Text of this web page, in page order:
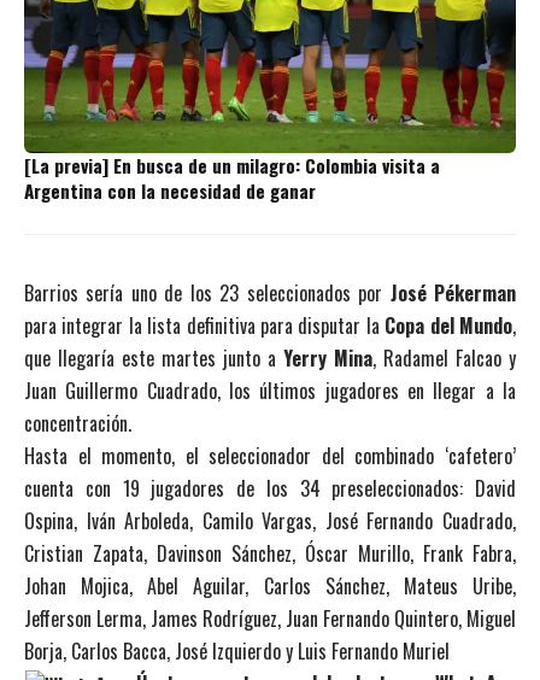
[La previa] En busca de un milagro: Colombia visita a
Argentina con la necesidad de ganar
Barrios sería uno de los 23 seleccionados por José Pékerman
para integrar la lista definitiva para disputar la Copa del Mundo,
que llegaría este martes junto a Yerry Mina, Radamel Falcao y
Juan Guillermo Cuadrado, los últimos jugadores en llegar a la
concentración.
Hasta el momento, el seleccionador del combinado ‘cafetero’
cuenta con 19 jugadores de los 34 preseleccionados: David
Ospina, Iván Arboleda, Camilo Vargas, José Fernando Cuadrado,
Cristian Zapata, Davinson Sánchez, Óscar Murillo, Frank Fabra,
Johan Mojica, Abel Aguilar, Carlos Sánchez, Mateus Uribe,
Jefferson Lerma, James Rodríguez, Juan Fernando Quintero, Miguel
Borja, Carlos Bacca, José Izquierdo y Luis Fernando Muriel